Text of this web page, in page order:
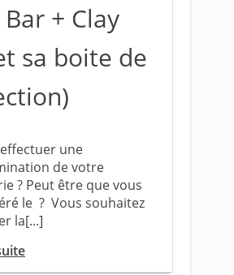
+ Clay
sa boite de
une
de votre
? Peut être que vous
le ? Vous souhaitez
la[...]